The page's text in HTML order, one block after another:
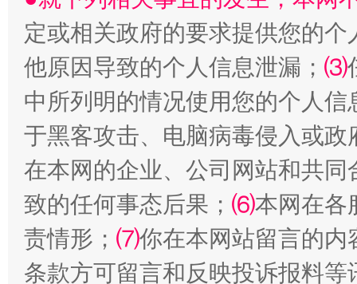
定或相关政府的要求提供您的个
他原因导致的个人信息泄漏； ⑶
中所列明的情况使用您的个人
于黑客攻击、电脑病毒侵入或
在本网的企业、公司网站和共
致的任何事态后果； ⑹本网在各
责情形； ⑺你在本网站留言的内
条款方可留言和反映投诉报料